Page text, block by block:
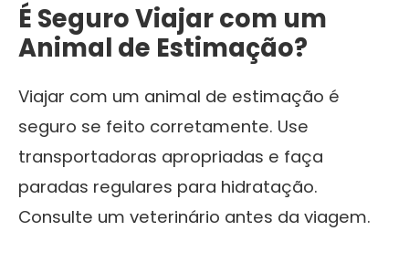
É Seguro Viajar com um
Animal de Estimação?
Viajar com um animal de estimação é
seguro se feito corretamente. Use
transportadoras apropriadas e faça
paradas regulares para hidratação.
Consulte um veterinário antes da viagem.